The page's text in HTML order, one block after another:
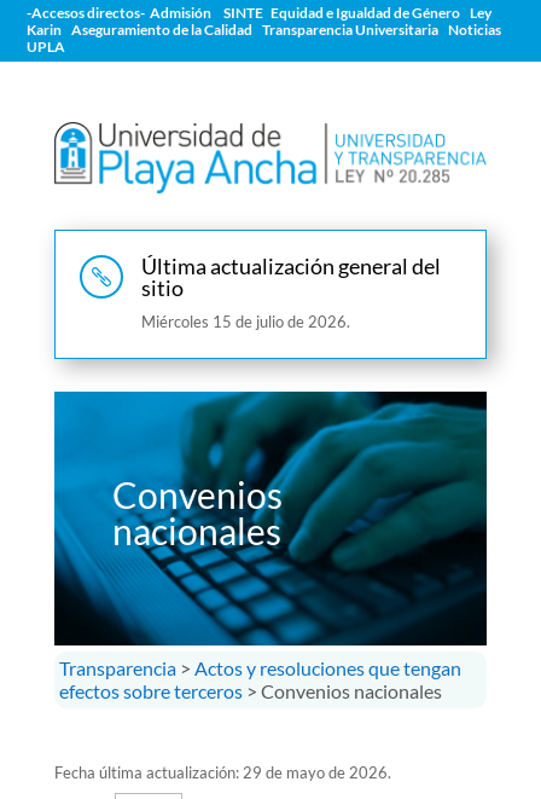
-Accesos directos- Admisión SINTEEquidad e Igualdad de Género Ley
Karin Aseguramiento de la Calidad Transparencia Universitaria Noticias
UPLA

Última actualización general del
sitio
Miércoles 15 de julio de 2026.
Convenios
nacionales
Transparencia >Actos y resoluciones que tengan
efectos sobre terceros > Convenios nacionales
Fecha última actualización: 29 de mayo de 2026.